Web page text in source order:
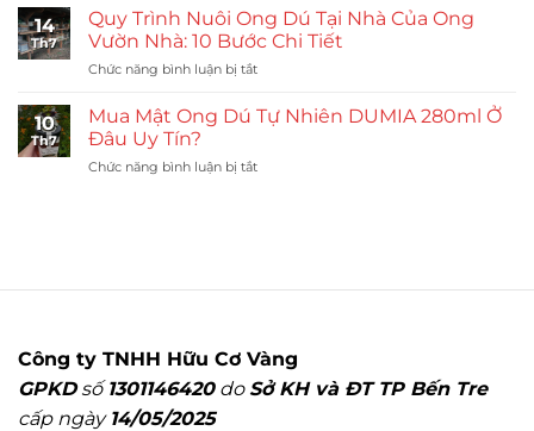
Gì?
7
Ích
Lưu
Chọn
Mật
Ong
Dú:
Mẹo
Nhận
Mật
14
Th7
Quy Trình Nuôi Ong Dú Tại Nhà Của Ong
Vườn Nhà: 10 Bước Chi Tiết
Chức năng bình luận bị tắtở
Trình
Nuôi
Dú
Nhà:
Chi
Tiết
10
Th7
Mua Mật Ong Dú Tự Nhiên DUMIA 280ml Ở
Đâu Uy Tín?
Chức năng bình luận bị tắtở
Nhiên
Đâu
Uy
Công ty TNHH Hữu Cơ Vàng
GPKDsố1301146420do Sở KH và ĐT TP Bến Tre
cấp ngày 14/05/2025